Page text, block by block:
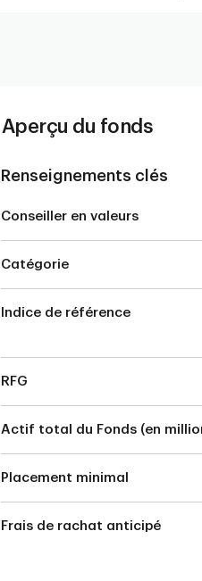
Aperçu du fonds
Renseignements clés
Conseiller en valeurs
Catégorie
Indice de référence
RFG
Actif total du Fonds (en
Placement minimal
Frais de rachat anticipé